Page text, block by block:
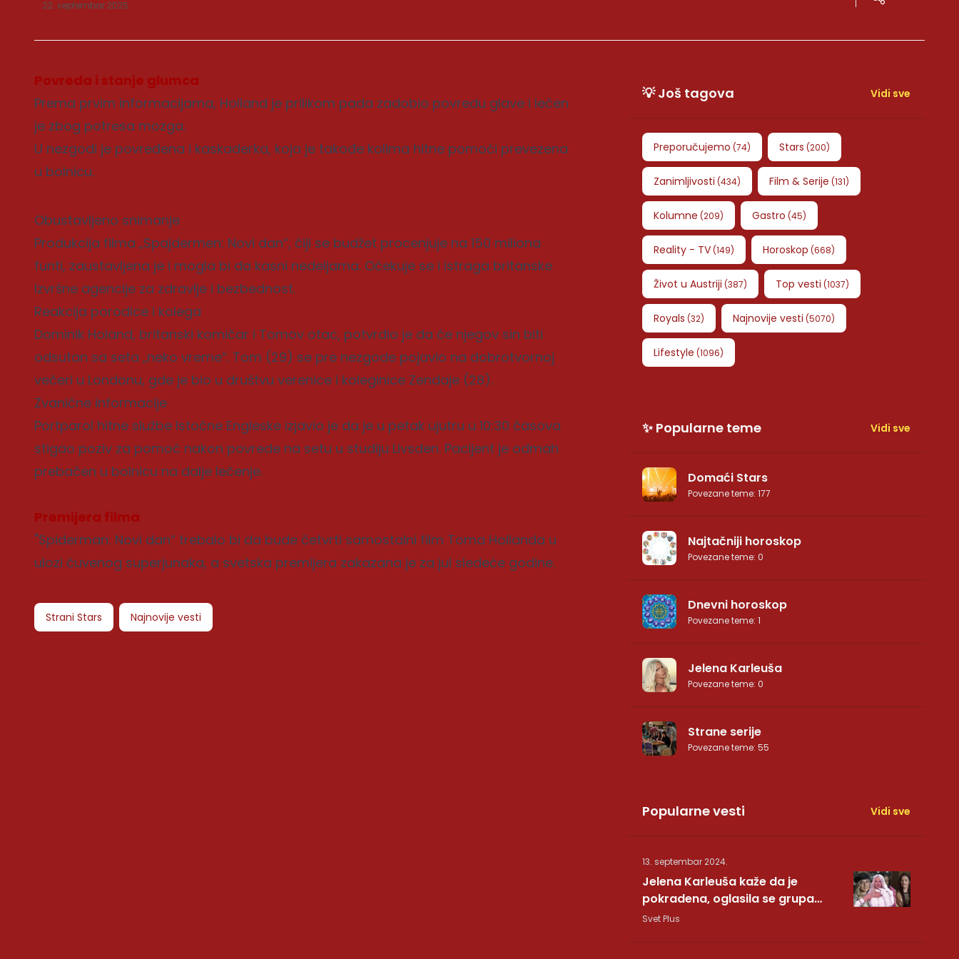
22. septembar 2025.
Povreda i stanje glumca
Prema prvim informacijama, Holland je prilikom pada zadobio povredu glave i lečen
je zbog potresa mozga.
U nezgodi je povređena i kaskaderka, koja je takođe kolima hitne pomoći prevezena
u bolnicu.
Obustavljeno snimanje
Produkcija filma „Spajdermen: Novi dan“, čiji se budžet procenjuje na 150 miliona
funti, zaustavljena je i mogla bi da kasni nedeljama. Očekuje se i istraga britanske
Izvršne agencije za zdravlje i bezbednost.
Reakcija porodice i kolega
Dominik Holand, britanski komičar i Tomov otac, potvrdio je da će njegov sin biti
odsutan sa seta „neko vreme“. Tom (29) se pre nezgode pojavio na dobrotvornoj
večeri u Londonu, gde je bio u društvu verenice i koleginice Zendaje (28).
Zvanične informacije
Portparol hitne službe Istočne Engleske izjavio je da je u petak ujutru u 10:30 časova
stigao poziv za pomoć nakon povrede na setu u studiju Livsden. Pacijent je odmah
prebačen u bolnicu na dalje lečenje.
Premijera filma
"Spiderman: Novi dan“ trebalo bi da bude četvrti samostalni film Toma Hollanda u
ulozi čuvenog superjunaka, a svetska premijera zakazana je za jul sledeće godine.
Strani Stars Najnovije vesti
💡 Još tagova Vidi sve
Preporučujemo (74) Stars (200)
Zanimljivosti (434) Film & Serije (131)
Kolumne (209) Gastro (45)
Reality - TV(149) Horoskop (668)
Život u Austriji (387) Top vesti (1037)
Royals (32) Najnovije vesti (5070)
Lifestyle (1096)
✨ Popularne teme Vidi sve
Domaći Stars
Povezane teme: 177
Najtačniji horoskop
Povezane teme: 0
Dnevni horoskop
Povezane teme: 1
Jelena Karleuša
Povezane teme: 0
Strane serije
Povezane teme: 55
Popularne vesti Vidi sve
13. septembar 2024.
Jelena Karleuša kaže da je
pokradena, oglasila se grupa
Hurricane: Pesma RUNDE je naša!
Svet Plus